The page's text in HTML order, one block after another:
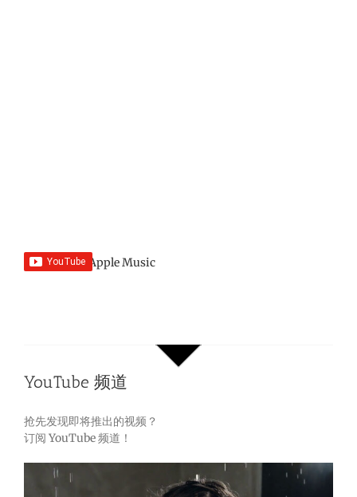
YouTube 频道
抢先发现即将推出的视频？
订阅 YouTube 频道！